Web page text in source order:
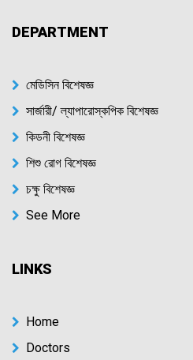
DEPARTMENT
মেডিসিন বিশেষজ্ঞ
সার্জারী/ ল্যাপারোস্কপিক বিশেষজ্ঞ
কিডনী বিশেষজ্ঞ
শিশু রোগ বিশেষজ্ঞ
চক্ষু বিশেষজ্ঞ
See More
LINKS
Home
Doctors